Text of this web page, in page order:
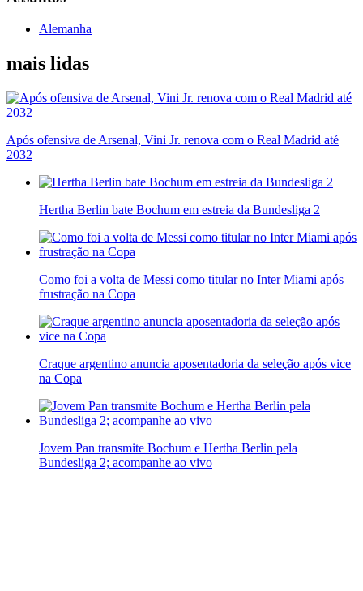
Alemanha
mais lidas
Após ofensiva de Arsenal, Vini Jr. renova com o Real Madrid até
2032
Hertha Berlin bate Bochum em estreia da Bundesliga 2
Como foi a volta de Messi como titular no Inter Miami após
frustração na Copa
Craque argentino anuncia aposentadoria da seleção após vice
na Copa
Jovem Pan transmite Bochum e Hertha Berlin pela
Bundesliga 2; acompanhe ao vivo